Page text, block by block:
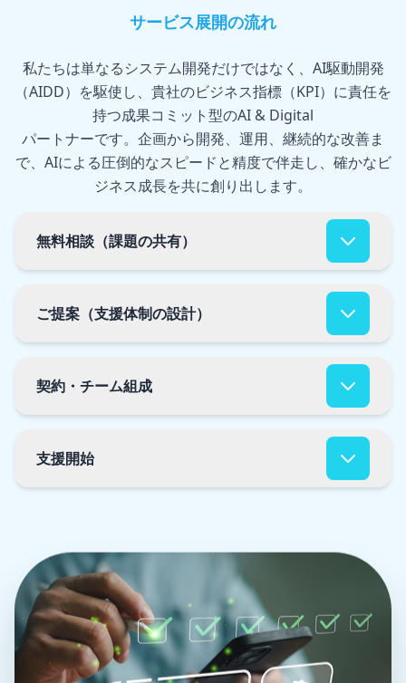
サービス展開の流れ
私たちは単なるシステム開発だけではなく、AI駆動開発
（AIDD）を駆使し、貴社のビジネス指標（KPI）に責任を
持つ成果コミット型のAI & Digital
パートナーです。企画から開発、運用、継続的な改善ま
で、AIによる圧倒的なスピードと精度で伴走し、確かなビ
ジネス成長を共に創り出します。
無料相談（課題の共有）
相談では、ビジネス目標や技術的な課題を共有し、
最適なソリューションの方向性を一緒に探ります。
ご提案（支援体制の設計）
体制をご提案します。プロジェクトのスコープ、ス
ケジュール、必要なリソースを明確にし、最適なア
契約・チーム組成
を締結し、プロジェクトチームを組成します。貴社
のニーズに最適なスキルを持つ専門家をアサインし
支援開始
確実に成果を出します。